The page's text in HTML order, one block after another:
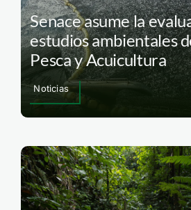
Senace asume la
estudios ambientales
Pesca y Acuicultura
Noticias